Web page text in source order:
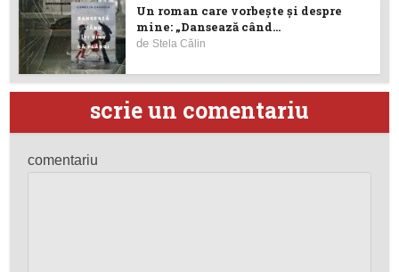
Un roman care vorbește și despre
mine: „Dansează când...
de Stela Călin
scrie un comentariu
comentariu